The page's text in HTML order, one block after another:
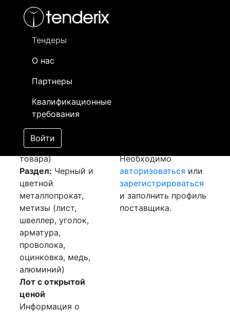
Тендеры
О нас
Партнеры
Квалификационные
требования
Войти
- активный лот
- сохраненный лот (не опубликован)
Закупка: Прутки
[Завершен]
Победитель выбран
Лот №:3080
АУКЦИОН (покупка
товара)
Раздел: Черный и
цветной
металлопрокат,
метизы (лист,
швеллер, уголок,
арматура,
проволока,
оцинковка, медь,
алюминий)
Лот с открытой
ценой
Информация о
Необходимо
авторизоваться или
зарегистрироваться
и заполнить профиль
поставщика.